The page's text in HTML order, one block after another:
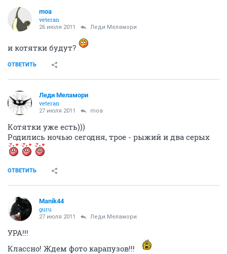
moa
veteran
26 июля 2011 Леди Меламори
и котятки будут?
ОТВЕТИТЬ
Леди Меламори
veteran
27 июля 2011 moa
Котятки уже есть)))
Родились ночью сегодня, трое - рыжий и два серых
ОТВЕТИТЬ
Manik44
guru
27 июля 2011 Леди Меламори
УРА!!!
Классно! Ждем фото карапузов!!!